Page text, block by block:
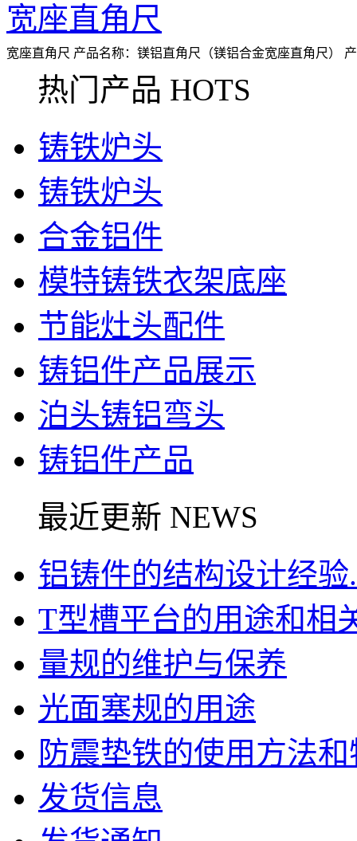
宽座直角尺
宽座直角尺 产品名称：镁铝直角尺（镁铝合金宽座直角尺）
铝直角尺采用超强铝合金材料（飞机骨架
热门产品 HOTS
铸铁炉头
铸铁炉头
合金铝件
模特铸铁衣架底座
节能灶头配件
铸铝件产品展示
泊头铸铝弯头
铸铝件产品
最近更新 NEWS
铝铸件的结构设计经验
T型槽平台的用途和相
量规的维护与保养
光面塞规的用途
防震垫铁的使用方法和
发货信息